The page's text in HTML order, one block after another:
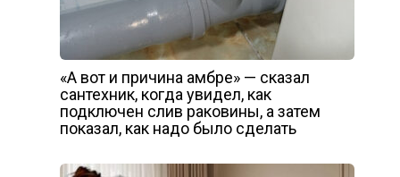
«А вот и причина амбре» — сказал
сантехник, когда увидел, как
подключен слив раковины, а затем
показал, как надо было сделать